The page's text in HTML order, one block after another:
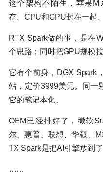
这个架构不陌生，苹果M
存、CPU和GPU封在一起
RTX Spark做的事，是在
个思路；同时把GPU规模
它有个前身，DGX Spark
站，定价3999美元。同一
它的笔记本化。
OEM已经排好了，微软
尔、惠普、联想、华硕、
TX Spark是把AI引擎放到
……